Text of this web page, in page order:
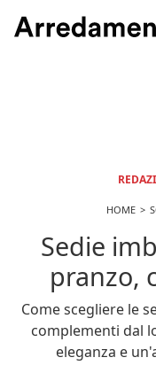
HOME
Sedie
pranzo,
Come scegliere le
complementi dal
eleganza e